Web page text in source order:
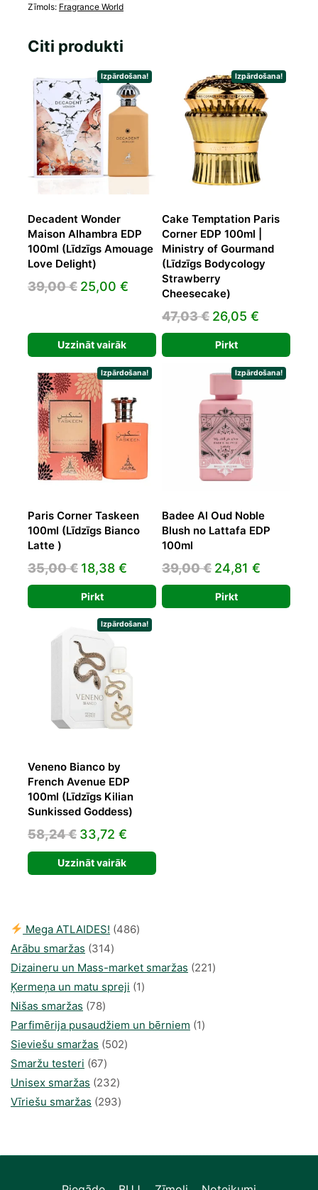
Zīmols: Fragrance World
Citi produkti
Izpārdošana!
Decadent Wonder
Maison Alhambra EDP
100ml (Līdzīgs Amouage
Love Delight)
39,00€ Original
39,00 €.
25,00 € Current
Uzzināt vairāk
Izpārdošana!
Cake Temptation Paris
Corner EDP 100ml |
Ministry of Gourmand
(Līdzīgs Bodycology
Strawberry
Cheesecake)
47,03€ Original
price
was:
47,03 €.
26,05 €
price
is:
26,05 €.
Pirkt
Izpārdošana!
Paris Corner Taskeen
100ml (Līdzīgs Bianco
Latte )
35,00€ Original
price
was:
35,00 €.
18,38 € Current
price
is:
18,38 €.
Pirkt
Izpārdošana!
Badee Al Oud Noble
Blush no Lattafa EDP
100ml
39,00€ Original
price
was:
24,81 €
price
is:
Pirkt
Izpārdošana!
Veneno Bianco by
French Avenue EDP
100ml (Līdzīgs Kilian
Sunkissed Goddess)
58,24€ Original
price
was:
33,72 €
price
is:
Uzzināt vairāk
Mega ATLAIDES! 486486
Arābu smaržas 314314
produkti
Dizaineru un Mass-market smaržas 221221
Ķermeņa un matu spreji 11
Nišas smaržas 7878
produkts
Parfimērija pusaudžiem un bērniem 11
Sieviešu smaržas 502502
Smaržu testeri 6767
produkts
Unisex smaržas 232232
produkts
Vīriešu smaržas 293293